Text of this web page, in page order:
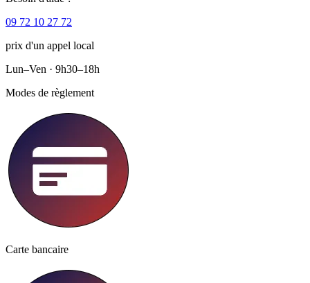
09 72 10 27 72
prix d'un appel local
Lun–Ven · 9h30–18h
Modes de règlement
Carte bancaire